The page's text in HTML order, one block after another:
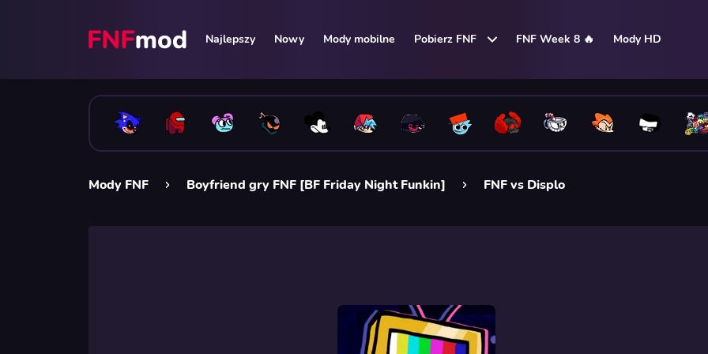
Najlepszy Nowy Mody mobilne Pobierz FNF FNF Week 8 🔥 Mody HD
Mody FNF Boyfriend gry FNF [BF Friday Night Funkin] FNF vs Displo